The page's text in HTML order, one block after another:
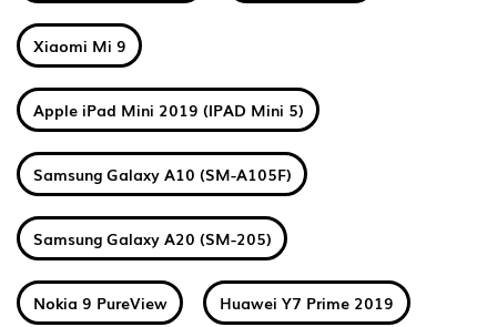
Xiaomi Mi 9
Apple iPad Mini 2019 (IPAD Mini 5)
Samsung Galaxy A10 (SM-A105F)
Samsung Galaxy A20 (SM-205)
Nokia 9 PureView Huawei Y7 Prime 2019